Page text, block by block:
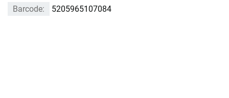
Barcode: 5205965107084